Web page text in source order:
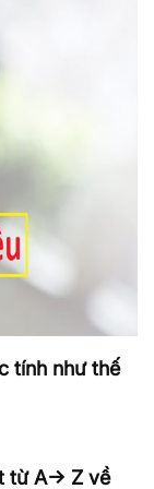
tính như thế
từ A-> Z về